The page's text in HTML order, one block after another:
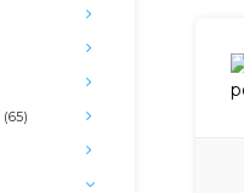
(65)